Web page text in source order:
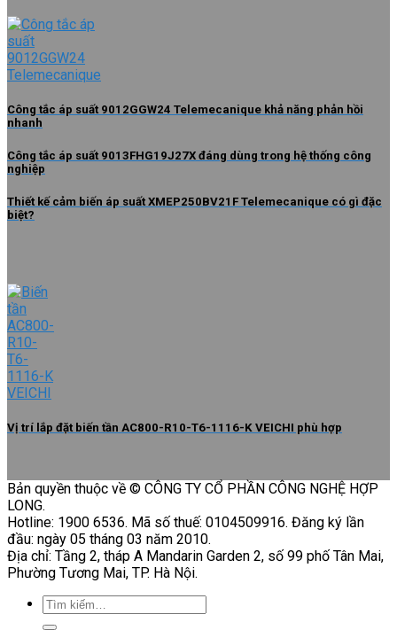
Công tắc áp suất 9012GGW24 Telemecanique khả năng phản hồi
nhanh
Công tắc áp suất 9013FHG19J27X đáng dùng trong hệ thống công
nghiệp
Thiết kế cảm biến áp suất XMEP250BV21F Telemecanique có gì đặc
biệt?
Vị trí lắp đặt biến tần AC800-R10-T6-1116-K VEICHI phù hợp
Bản quyền thuộc về © CÔNG TY CỔ PHẦN CÔNG NGHỆ HỢP
LONG.
Hotline: 1900 6536. Mã số thuế: 0104509916. Đăng ký lần
đầu: ngày 05 tháng 03 năm 2010.
Địa chỉ: Tầng 2, tháp A Mandarin Garden 2, số 99 phố Tân Mai,
Phường Tương Mai, TP. Hà Nội.
Tìm